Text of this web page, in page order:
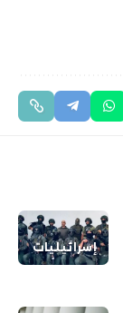
إسرائيليات